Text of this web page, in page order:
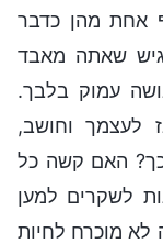
אחת מהן כדבר
שאתה מאבד
עמוק בלבך.
לעצמך וחושב,
כך? האם קשה כל
לשקרים למען
לא מוכרח לחיות